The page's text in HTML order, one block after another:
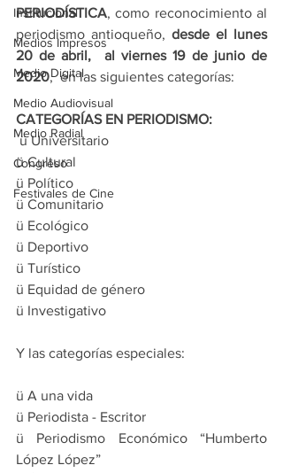
Institucional
Medios Impresos
Medio Digital
Medio Audiovisual
Medio Radial
Congreso
Festivales de Cine
PERIODÍSTICA, como reconocimiento al
periodismo antioqueño, desde el lunes
20 de abril,  al viernes 19 de junio de
2020,  en las siguientes categorías:
CATEGORÍAS EN PERIODISMO:
ü Universitario
ü Cultural
ü Político
ü Comunitario
ü Ecológico
ü Deportivo
ü Turístico
ü Equidad de género
ü Investigativo
Y las categorías especiales:
ü A una vida
ü Periodista - Escritor
ü Periodismo Económico “Humberto
López López”